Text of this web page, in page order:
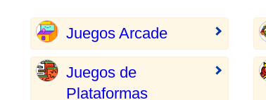
Juegos Arcade
Juegos de
Plataformas